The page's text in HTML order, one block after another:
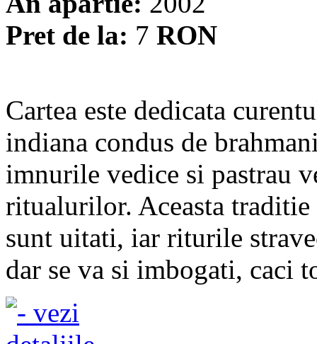
Pret de la: 7 RON
Cartea este dedicata
indiana condus de
imnurile vedice si pastrau
ritualurilor. Aceasta
sunt uitati, iar riturile
dar se va si imbogati, caci